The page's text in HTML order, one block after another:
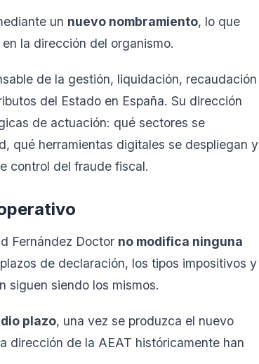
un nuevo nombramiento, lo que
la dirección del organismo.
de la gestión, liquidación, recaudación
del Estado en España. Su dirección
de actuación: qué sectores se
qué herramientas digitales se despliegan y
control del fraude fiscal.
Fernández Doctor no modifica ninguna
de declaración, los tipos impositivos y
siguen siendo los mismos.
plazo, una vez se produzca el nuevo
dirección de la AEAT históricamente han